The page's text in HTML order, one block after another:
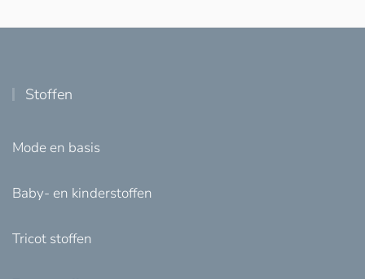
Stoffen
Mode en basis
Baby- en kinderstoffen
Tricot stoffen